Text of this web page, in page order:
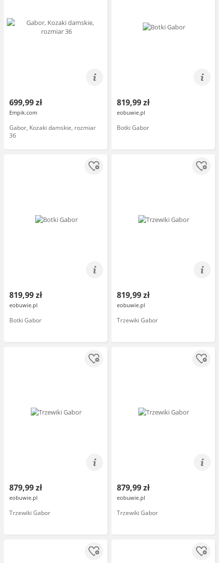
699,99 zł
Empik.com
Gabor, Kozaki damskie, rozmiar
36
819,99 zł
eobuwie.pl
Botki Gabor
819,99 zł
eobuwie.pl
Botki Gabor
819,99 zł
eobuwie.pl
Trzewiki Gabor
879,99 zł
eobuwie.pl
Trzewiki Gabor
879,99 zł
eobuwie.pl
Trzewiki Gabor